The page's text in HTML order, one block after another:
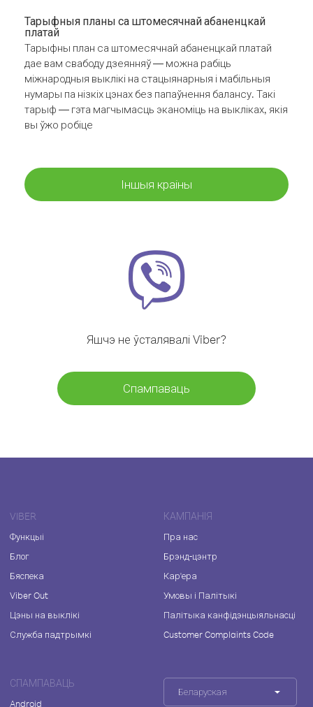
Тарыфныя планы са штомесячнай абаненцкай
платай
Тарыфны план са штомесячнай абаненцкай платай
дае вам свабоду дзеянняў — можна рабіць
міжнародныя выклікі на стацыянарныя і мабільныя
нумары па нізкіх цэнах без папаўнення балансу. Такі
тарыф — гэта магчымасць эканоміць на выкліках, якія
вы ўжо робіце
Іншыя краіны
Яшчэ не ўсталявалі Viber?
Спампаваць
VIBER
Функцыі
Блог
Бяспека
Viber Out
Цэны на выклікі
Служба падтрымкі
КАМПАНІЯ
Пра нас
Брэнд-цэнтр
Кар'ера
Умовы і Палітыкі
Палітыка канфідэнцыяльнасці
Customer Complaints Code
СПАМПАВАЦЬ
Android
Беларуская